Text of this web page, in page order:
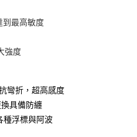
易或遇審核未通過，訂單將自動取
示未達大哥付你分期系統評分，恕無
你分期」於每月結算日後寄送繳費提
超商條碼／台灣大直營門市／銀行轉
路繳費。
司」（以下簡稱本公司）所提供，讓
或服務，並由商店將買賣／分期付款
即可結帳。
款。
，即可完成結帳。
知簡訊。
此簡訊中的連結，可透過四大超商／
，方視為交易完成。
繳費，但若您需要取消訂單，請聯絡
)免運費
)免運費
到最高敏度
強度
彎折，超高感度
具備防纏
種浮標與阿波